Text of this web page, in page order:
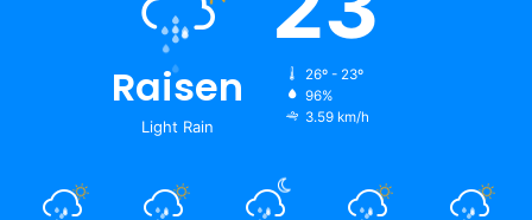
Raisen
Light Rain
26º - 23º
96%
3.59 km/h